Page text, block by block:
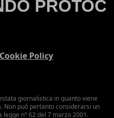
Cookie Policy
giornalistica in quanto viene
Non può pertanto considerarsi un
n° 62 del 7 marzo 2001.